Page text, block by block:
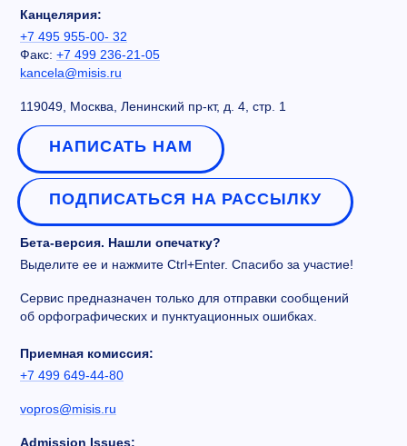
Канцелярия:
+7 495 955-00- 32
Факс: +7 499 236-21-05
kancela@misis.ru
119049, Москва, Ленинский пр-кт, д. 4, стр. 1
НАПИСАТЬ НАМ
ПОДПИСАТЬСЯ НА РАССЫЛКУ
Бета-версия. Нашли опечатку?
Выделите ее и нажмите Ctrl+Enter. Спасибо за участие!
Сервис предназначен только для отправки сообщений
об орфографических и пунктуационных ошибках.
Приемная комиссия:
+7 499 649-44-80
vopros@misis.ru
Admission Issues: